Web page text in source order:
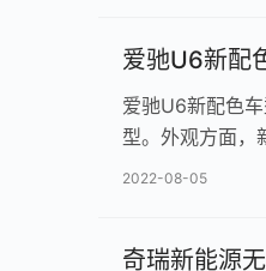
爱驰U6新配
爱驰U6新配色
型。外观方面，
2022-08-05
奇瑞新能源